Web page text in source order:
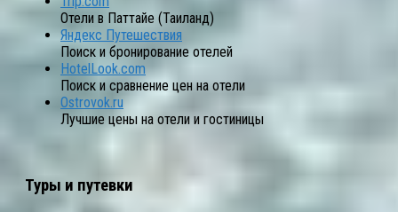
Отели в Паттайе (Таиланд)
Яндекс Путешествия
Поиск и бронирование отелей
HotelLook.com
Поиск и сравнение цен на отели
Ostrovok.ru
Лучшие цены на отели и гостиницы
Туры и путевки